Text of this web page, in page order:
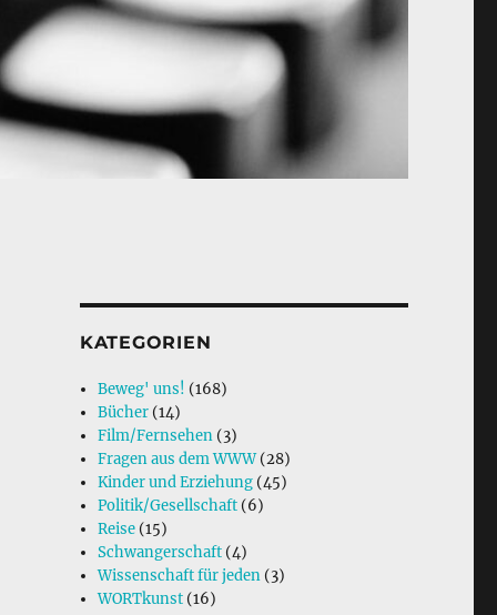
KATEGORIEN
Beweg' uns! (168)
Bücher (14)
Film/Fernsehen (3)
Fragen aus dem WWW(28)
Kinder und Erziehung (45)
Politik/Gesellschaft (6)
Reise (15)
Schwangerschaft (4)
Wissenschaft für jeden (3)
WORTkunst (16)